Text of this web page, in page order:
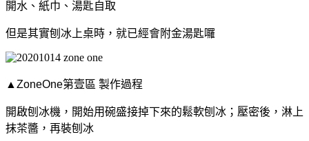
開水、紙巾、湯匙自取
但是其實刨冰上桌時，就已經會附金湯匙囉
▲ZoneOne第壹區 製作過程
開啟刨冰機， 開始用碗盛接掉下來的鬆軟刨冰； 壓密後，淋上
抹茶醬，再裝刨冰